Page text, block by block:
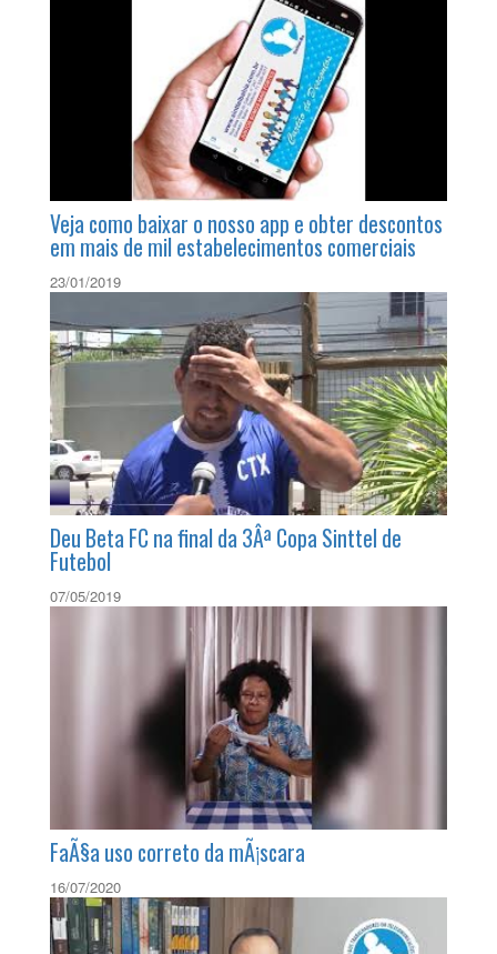
Veja como baixar o nosso app e obter descontos
em mais de mil estabelecimentos comerciais
23/01/2019
Deu Beta FC na final da 3Âª Copa Sinttel de
Futebol
07/05/2019
FaÃ§a uso correto da mÃ¡scara
16/07/2020